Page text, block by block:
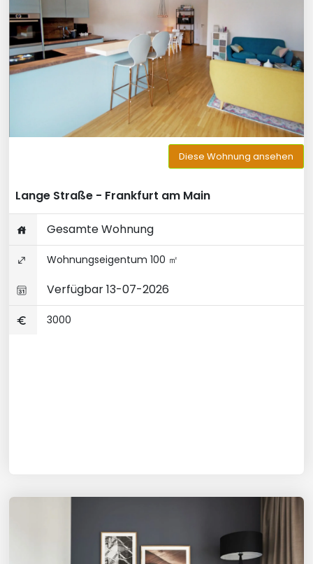
Diese Wohnung ansehen
Lange Straße - Frankfurt am Main
Gesamte Wohnung
Wohnungseigentum 100 ㎡
Verfügbar 13-07-2026
3000